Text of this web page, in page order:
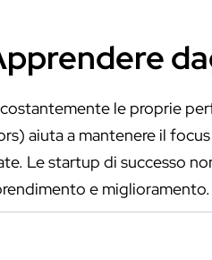
le proprie
aiuta a mantenere il
Le startup di successo
e miglioramento.